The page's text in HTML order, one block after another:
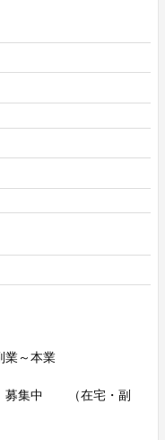
～本業
）募集中 （在宅・副